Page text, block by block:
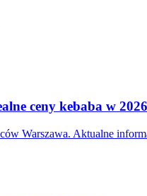
ceny kebaba w 2026
Warszawa. Aktualne